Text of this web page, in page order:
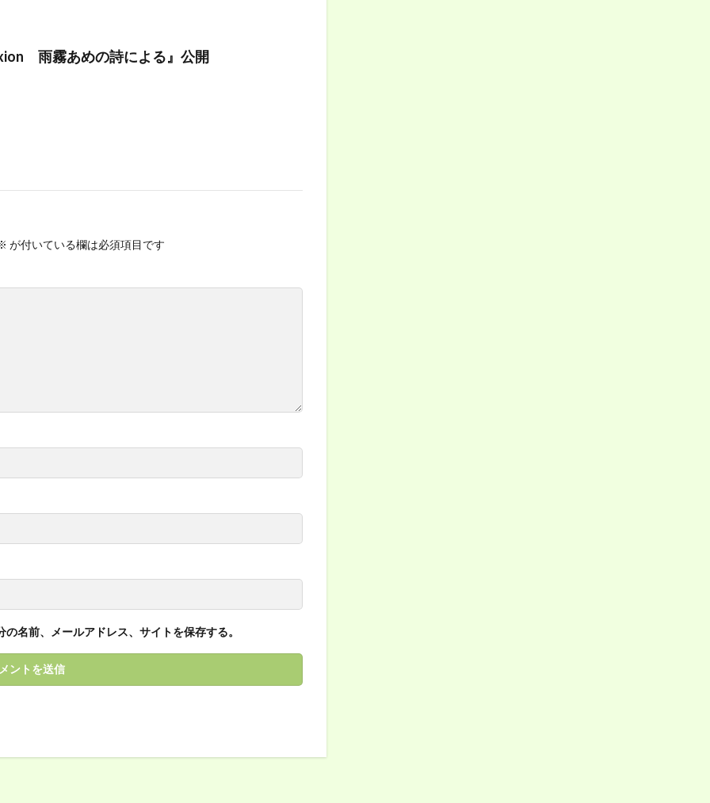
雨霧あめの詩による』公開
が付いている欄は必須項目です
名前、メールアドレス、サイトを保存する。